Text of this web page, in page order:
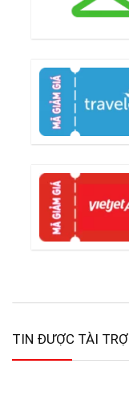
TIN ĐƯỢC TÀI TRỢ